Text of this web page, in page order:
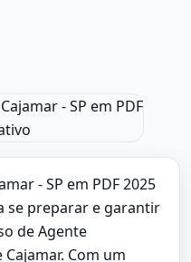
- SP em PDF 2025
se preparar e garantir
de Agente
Com um